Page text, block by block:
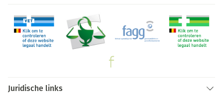
Juridische links